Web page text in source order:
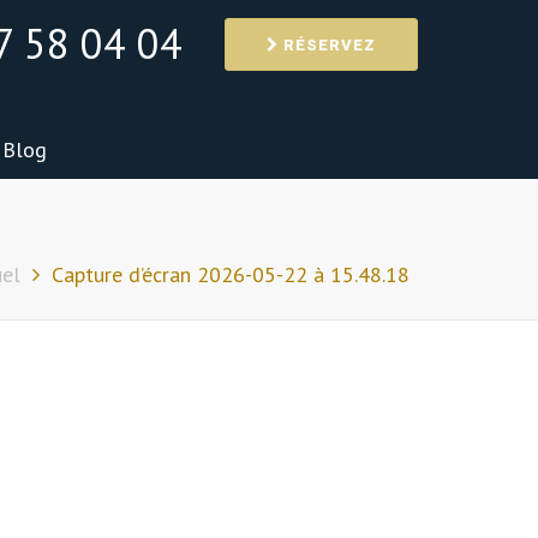
58 04 04 RÉSERVEZ
Blog
Capture d’écran 2026-05-22 à 15.48.18